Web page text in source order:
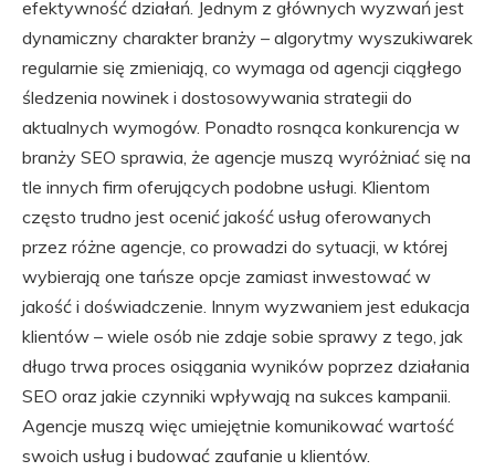
efektywność działań. Jednym z głównych wyzwań jest
dynamiczny charakter branży – algorytmy wyszukiwarek
regularnie się zmieniają, co wymaga od agencji ciągłego
śledzenia nowinek i dostosowywania strategii do
aktualnych wymogów. Ponadto rosnąca konkurencja w
branży SEO sprawia, że agencje muszą wyróżniać się na
tle innych firm oferujących podobne usługi. Klientom
często trudno jest ocenić jakość usług oferowanych
przez różne agencje, co prowadzi do sytuacji, w której
wybierają one tańsze opcje zamiast inwestować w
jakość i doświadczenie. Innym wyzwaniem jest edukacja
klientów – wiele osób nie zdaje sobie sprawy z tego, jak
długo trwa proces osiągania wyników poprzez działania
SEO oraz jakie czynniki wpływają na sukces kampanii.
Agencje muszą więc umiejętnie komunikować wartość
swoich usług i budować zaufanie u klientów.